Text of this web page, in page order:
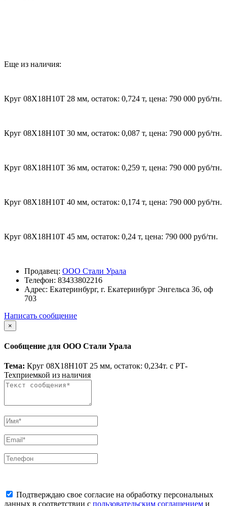
Еще из наличия:
Круг 08Х18Н10Т 28 мм, остаток: 0,724 т, цена: 790 000 руб/тн.
Круг 08Х18Н10Т 30 мм, остаток: 0,087 т, цена: 790 000 руб/тн.
Круг 08Х18Н10Т 36 мм, остаток: 0,259 т, цена: 790 000 руб/тн.
Круг 08Х18Н10Т 40 мм, остаток: 0,174 т, цена: 790 000 руб/тн.
Круг 08Х18Н10Т 45 мм, остаток: 0,24 т, цена: 790 000 руб/тн.
Продавец: ООО Стали Урала
Телефон: 83433802216
Адрес: Екатеринбург, г. Екатеринбург Энгельса 36, оф
703
Написать сообщение
×
Сообщение для ООО Стали Урала
Тема: Круг 08Х18Н10Т 25 мм, остаток: 0,234т. с РТ-
Техприемкой из наличия
Подтверждаю свое согласие на обработку персональных
данных в соответствии с пользовательским соглашением и